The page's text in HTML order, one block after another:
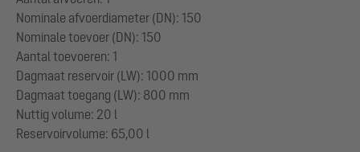
Nominale afvoerdiameter (DN): 150
Nominale toevoer (DN): 150
Aantal toevoeren: 1
Dagmaat reservoir (LW): 1000 mm
Dagmaat toegang (LW): 800 mm
Nuttig volume: 20 l
Reservoirvolume: 65,00 l